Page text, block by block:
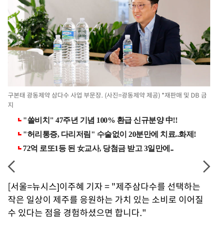
구본태 광동제약 삼다수 사업 부문장. (사진=광동제약 제공) *재판매 및 DB 금
지
[서울=뉴시스]이주혜 기자 = "제주삼다수를 선택하는
작은 일상이 제주를 응원하는 가치 있는 소비로 이어질
수 있다는 점을 경험하셨으면 합니다."